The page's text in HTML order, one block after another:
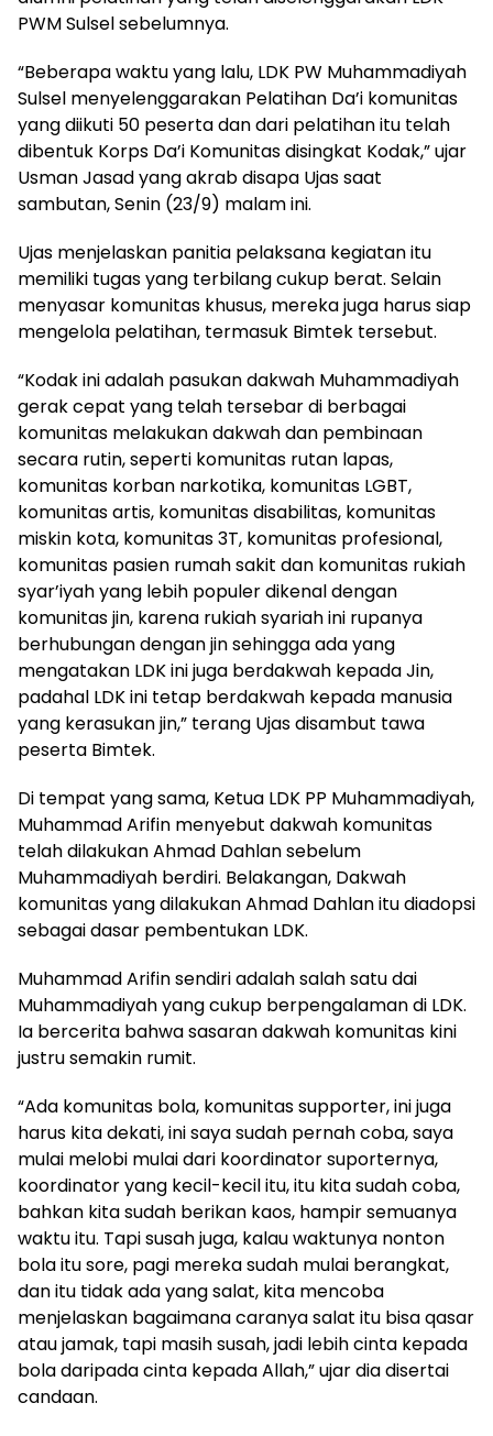
PWM Sulsel sebelumnya.
“Beberapa waktu yang lalu, LDK PW Muhammadiyah
Sulsel menyelenggarakan Pelatihan Da’i komunitas
yang diikuti 50 peserta dan dari pelatihan itu telah
dibentuk Korps Da’i Komunitas disingkat Kodak,” ujar
Usman Jasad yang akrab disapa Ujas saat
sambutan, Senin (23/9) malam ini.
Ujas menjelaskan panitia pelaksana kegiatan itu
memiliki tugas yang terbilang cukup berat. Selain
menyasar komunitas khusus, mereka juga harus siap
mengelola pelatihan, termasuk Bimtek tersebut.
“Kodak ini adalah pasukan dakwah Muhammadiyah
gerak cepat yang telah tersebar di berbagai
komunitas melakukan dakwah dan pembinaan
secara rutin, seperti komunitas rutan lapas,
komunitas korban narkotika, komunitas LGBT,
komunitas artis, komunitas disabilitas, komunitas
miskin kota, komunitas 3T, komunitas profesional,
komunitas pasien rumah sakit dan komunitas rukiah
syar’iyah yang lebih populer dikenal dengan
komunitas jin, karena rukiah syariah ini rupanya
berhubungan dengan jin sehingga ada yang
mengatakan LDK ini juga berdakwah kepada Jin,
padahal LDK ini tetap berdakwah kepada manusia
yang kerasukan jin,” terang Ujas disambut tawa
peserta Bimtek.
Di tempat yang sama, Ketua LDK PP Muhammadiyah,
Muhammad Arifin menyebut dakwah komunitas
telah dilakukan Ahmad Dahlan sebelum
Muhammadiyah berdiri. Belakangan, Dakwah
komunitas yang dilakukan Ahmad Dahlan itu diadopsi
sebagai dasar pembentukan LDK.
Muhammad Arifin sendiri adalah salah satu dai
Muhammadiyah yang cukup berpengalaman di LDK.
Ia bercerita bahwa sasaran dakwah komunitas kini
justru semakin rumit.
“Ada komunitas bola, komunitas supporter, ini juga
harus kita dekati, ini saya sudah pernah coba, saya
mulai melobi mulai dari koordinator suporternya,
koordinator yang kecil-kecil itu, itu kita sudah coba,
bahkan kita sudah berikan kaos, hampir semuanya
waktu itu. Tapi susah juga, kalau waktunya nonton
bola itu sore, pagi mereka sudah mulai berangkat,
dan itu tidak ada yang salat, kita mencoba
menjelaskan bagaimana caranya salat itu bisa qasar
atau jamak, tapi masih susah, jadi lebih cinta kepada
bola daripada cinta kepada Allah,” ujar dia disertai
candaan.